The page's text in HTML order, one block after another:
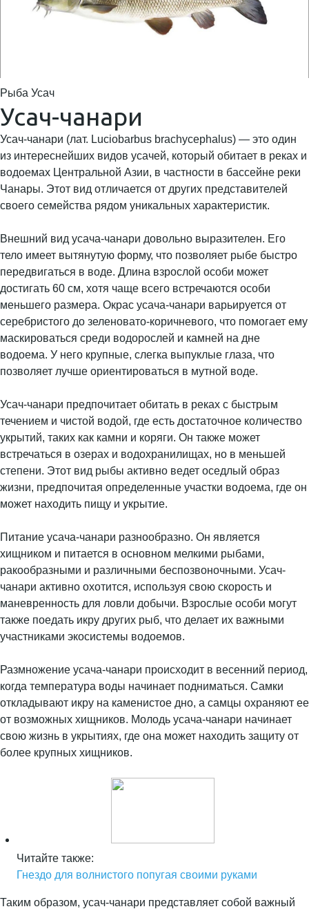
Рыба Усач
Усач-чанари
Усач-чанари (лат. Luciobarbus brachycephalus) — это один
из интереснейших видов усачей, который обитает в реках и
водоемах Центральной Азии, в частности в бассейне реки
Чанары. Этот вид отличается от других представителей
своего семейства рядом уникальных характеристик.
Внешний вид усача-чанари довольно выразителен. Его
тело имеет вытянутую форму, что позволяет рыбе быстро
передвигаться в воде. Длина взрослой особи может
достигать 60 см, хотя чаще всего встречаются особи
меньшего размера. Окрас усача-чанари варьируется от
серебристого до зеленовато-коричневого, что помогает ему
маскироваться среди водорослей и камней на дне
водоема. У него крупные, слегка выпуклые глаза, что
позволяет лучше ориентироваться в мутной воде.
Усач-чанари предпочитает обитать в реках с быстрым
течением и чистой водой, где есть достаточное количество
укрытий, таких как камни и коряги. Он также может
встречаться в озерах и водохранилищах, но в меньшей
степени. Этот вид рыбы активно ведет оседлый образ
жизни, предпочитая определенные участки водоема, где он
может находить пищу и укрытие.
Питание усача-чанари разнообразно. Он является
хищником и питается в основном мелкими рыбами,
ракообразными и различными беспозвоночными. Усач-
чанари активно охотится, используя свою скорость и
маневренность для ловли добычи. Взрослые особи могут
также поедать икру других рыб, что делает их важными
участниками экосистемы водоемов.
Размножение усача-чанари происходит в весенний период,
когда температура воды начинает подниматься. Самки
откладывают икру на каменистое дно, а самцы охраняют ее
от возможных хищников. Молодь усача-чанари начинает
свою жизнь в укрытиях, где она может находить защиту от
более крупных хищников.
Читайте также:
Гнездо для волнистого попугая своими руками
Таким образом, усач-чанари представляет собой важный